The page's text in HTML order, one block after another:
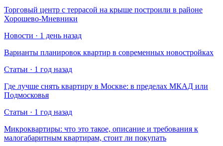
Торговый центр с террасой на крыше построили в районе
Хорошево-Мневники
Новости · 1 день назад
Варианты планировок квартир в современных новостройках
Статьи · 1 год назад
Где лучше снять квартиру в Москве: в пределах МКАД или
Подмосковья
Статьи · 1 год назад
Микроквартиры: что это такое, описание и требования к
малогабаритным квартирам, стоит ли покупать